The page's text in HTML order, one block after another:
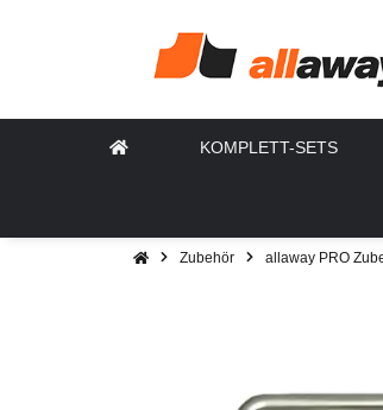
KOMPLETT-SETS
Zubehör allaway PRO